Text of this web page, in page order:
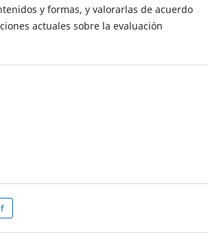
y formas, y valorarlas de acuerdo
actuales sobre la evaluación